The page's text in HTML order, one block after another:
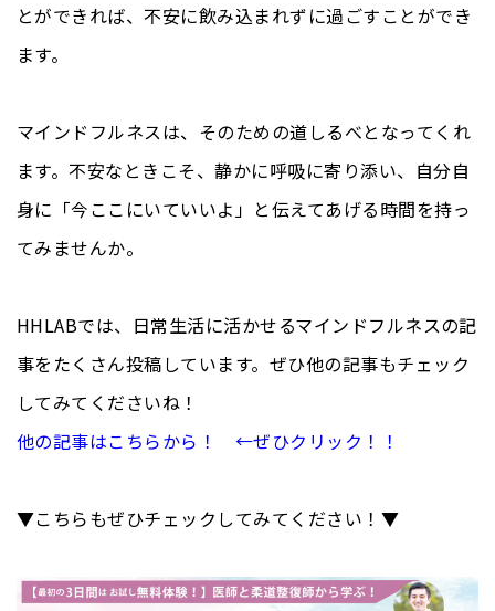
とができれば、不安に飲み込まれずに過ごすことができ
ます。
マインドフルネスは、そのための道しるべとなってくれ
ます。不安なときこそ、静かに呼吸に寄り添い、自分自
身に「今ここにいていいよ」と伝えてあげる時間を持っ
てみませんか。
HHLABでは、日常生活に活かせるマインドフルネスの記
事をたくさん投稿しています。ぜひ他の記事もチェック
してみてくださいね！
他の記事はこちらから！ ←ぜひクリック！！
▼こちらもぜひチェックしてみてください！▼